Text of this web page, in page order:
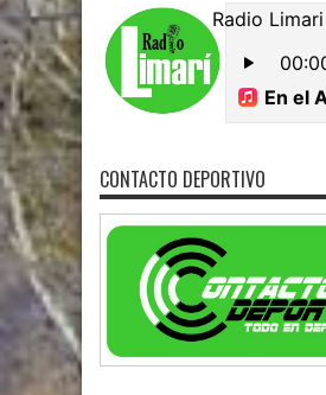
CONTACTO DEPORTIVO